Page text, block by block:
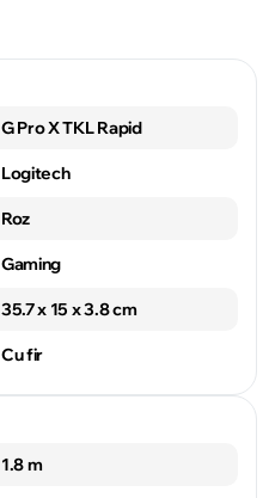
G Pro X TKL Rapid
Logitech
Roz
Gaming
35.7 x 15 x 3.8 cm
Cu fir
1.8 m